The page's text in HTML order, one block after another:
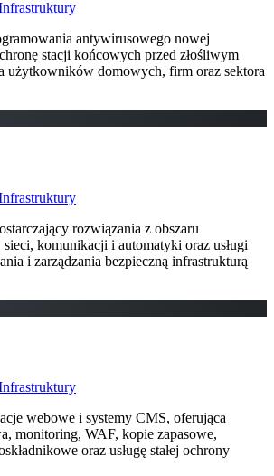
antywirusowego nowej
stacji końcowych przed złośliwym
użytkowników domowych, firm oraz sektora
rozwiązania z obszaru
sieci, komunikacji i automatyki oraz usługi
i zarządzania bezpieczną infrastrukturą
webowe i systemy CMS, oferująca
monitoring, WAF, kopie zapasowe,
oraz usługę stałej ochrony